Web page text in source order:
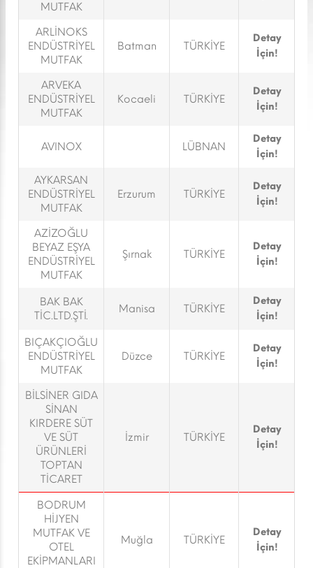
MUTFAK
ARLİNOKS
ENDÜSTRİYEL
MUTFAK
Batman TÜRKİYE
Detay
İçin!
ARVEKA
ENDÜSTRİYEL
MUTFAK
Kocaeli TÜRKİYE
Detay
İçin!
AVINOX LÜBNAN
Detay
İçin!
AYKARSAN
ENDÜSTRİYEL
MUTFAK
Erzurum TÜRKİYE
Detay
İçin!
AZİZOĞLU
BEYAZ EŞYA
ENDÜSTRİYEL
MUTFAK
Şırnak TÜRKİYE
Detay
İçin!
BAK BAK
TİC.LTD.ŞTİ.
Manisa TÜRKİYE
Detay
İçin!
BIÇAKÇIOĞLU
ENDÜSTRİYEL
MUTFAK
Düzce TÜRKİYE
Detay
İçin!
BİLSİNER GIDA
SİNAN
KIRDERE SÜT
VE SÜT
ÜRÜNLERİ
TOPTAN
TİCARET
İzmir TÜRKİYE
Detay
İçin!
BODRUM
HİJYEN
MUTFAK VE
OTEL
EKİPMANLARI
Muğla TÜRKİYE
Detay
İçin!